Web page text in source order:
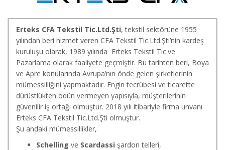
Erteks CFA Tekstil Tic.Ltd.Şti, tekstil sektörüne 1955
yılından beri hizmet veren CFA Tekstil Tic.Ltd.Şti’nin kardeş
kuruluşu olarak, 1989 yılında Erteks Tekstil Tic.ve
Pazarlama olarak faaliyete geçmiştir. Bu tarihten beri, Boya
ve Apre konularında Avrupa’nın önde gelen şirketlerinin
mümessilliğini yapmaktadır. Engin tecrübesi ve ticarette
dürüstlükten ödün vermeyen yapısıyla, müşterilerinin
güvenilir iş ortağı olmuştur. 2018 yılı itibariyle firma unvanı
Erteks CFA Tekstil Tic.Ltd.Şti olmuştur.
Şu andaki mümessillikler,
Schelling ve Scardassi şardon telleri,